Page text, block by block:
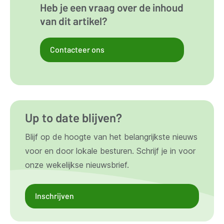
Heb je een vraag over de inhoud
van dit artikel?
Contacteer ons
Up to date blijven?
Blijf op de hoogte van het belangrijkste nieuws
voor en door lokale besturen. Schrijf je in voor
onze wekelijkse nieuwsbrief.
Inschrijven